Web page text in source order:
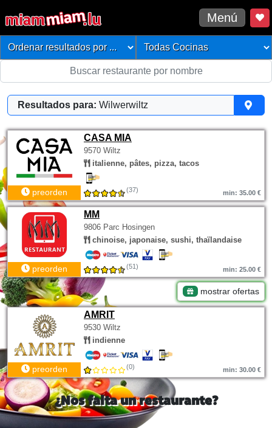
Menú
Resultados para: Wilwerwiltz
CASA MIA
9570 Wiltz
italienne, pâtes, pizza, tacos
preorden (37) min: 35.00 €
MM
9806 Parc Hosingen
chinoise, japonaise, sushi, thaïlandaise
preorden (51) min: 25.00 €
mostrar ofertas
AMRIT
9530 Wiltz
indienne
preorden (0) min: 30.00 €
¿Nos falta un restaurante?